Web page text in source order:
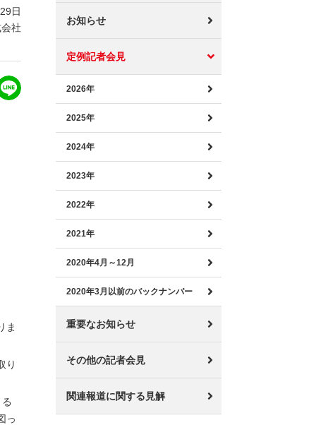
日
社
ま
り
っ
お知らせ
定例記者会見
2026年
2025年
2024年
2023年
2022年
2021年
2020年4月～12月
2020年3月以前のバックナンバー
重要なお知らせ
その他の記者会見
関連報道に関する見解